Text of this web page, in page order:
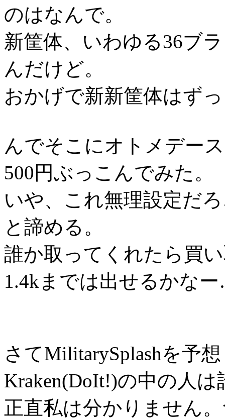
のはなんで。
新筐体、いわゆる36ブ
んだけど。
おかげで新新筐体はず
んでそこにオトメデー
500円ぶっこんでみた。
いや、これ無理設定だ
と諦める。
誰か取ってくれたら買
1.4kまでは出せるかな
さてMilitarySplashを予
Kraken(DoIt!)の中の人は
正直私は分かりません